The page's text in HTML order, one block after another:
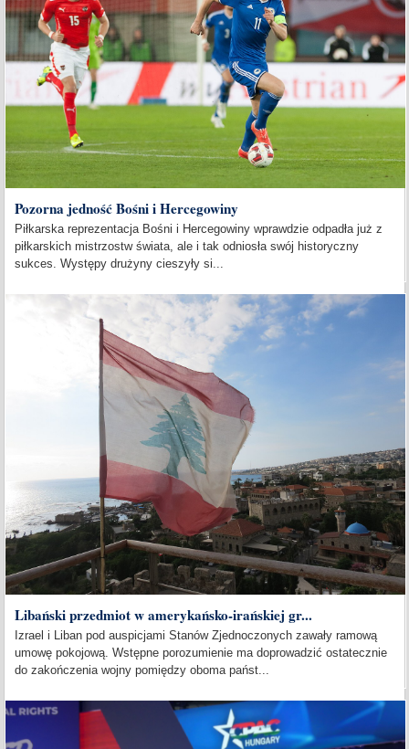
Pozorna jedność Bośni i Hercegowiny
Piłkarska reprezentacja Bośni i Hercegowiny wprawdzie odpadła już z
piłkarskich mistrzostw świata, ale i tak odniosła swój historyczny
sukces. Występy drużyny cieszyły si...
Libański przedmiot w amerykańsko-irańskiej gr...
Izrael i Liban pod auspicjami Stanów Zjednoczonych zawały ramową
umowę pokojową. Wstępne porozumienie ma doprowadzić ostatecznie
do zakończenia wojny pomiędzy oboma państ...